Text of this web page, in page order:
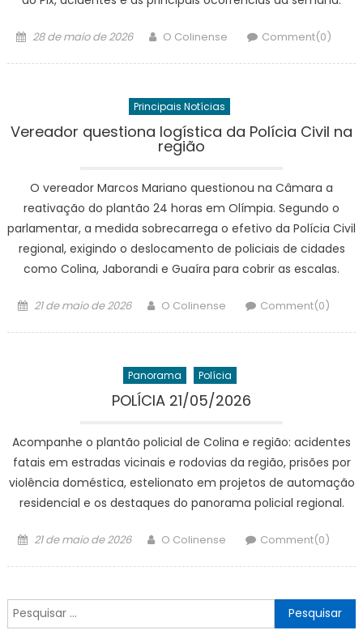
Posted
28 de maio de 2026 Author
O Colinense Comment(0)
Principais Notícias
Vereador questiona logística da Polícia Civil na
região
O vereador Marcos Mariano questionou na Câmara a
reativação do plantão 24 horas em Olímpia. Segundo o
parlamentar, a medida sobrecarrega o efetivo da Polícia Civil
regional, exigindo o deslocamento de policiais de cidades
como Colina, Jaborandi e Guaíra para cobrir as escalas.
Posted
21 de maio de 2026 Author
O Colinense Comment(0)
Panorama Polícia
POLÍCIA 21/05/2026
Acompanhe o plantão policial de Colina e região: acidentes
fatais em estradas vicinais e rodovias da região, prisões por
violência doméstica, estelionato em projetos de automação
residencial e os destaques do panorama policial regional.
Posted
21 de maio de 2026 Author
O Colinense Comment(0)
Pesquisar
por: